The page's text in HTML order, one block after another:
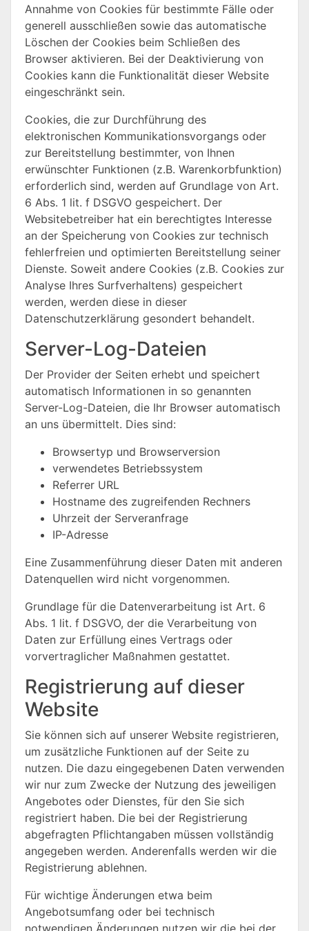
Annahme von Cookies für bestimmte Fälle oder
generell ausschließen sowie das automatische
Löschen der Cookies beim Schließen des
Browser aktivieren. Bei der Deaktivierung von
Cookies kann die Funktionalität dieser Website
eingeschränkt sein.
Cookies, die zur Durchführung des
elektronischen Kommunikationsvorgangs oder
zur Bereitstellung bestimmter, von Ihnen
erwünschter Funktionen (z.B. Warenkorbfunktion)
erforderlich sind, werden auf Grundlage von Art.
6 Abs. 1 lit. f DSGVO gespeichert. Der
Websitebetreiber hat ein berechtigtes Interesse
an der Speicherung von Cookies zur technisch
fehlerfreien und optimierten Bereitstellung seiner
Dienste. Soweit andere Cookies (z.B. Cookies zur
Analyse Ihres Surfverhaltens) gespeichert
werden, werden diese in dieser
Datenschutzerklärung gesondert behandelt.
Server-Log-Dateien
Der Provider der Seiten erhebt und speichert
automatisch Informationen in so genannten
Server-Log-Dateien, die Ihr Browser automatisch
an uns übermittelt. Dies sind:
Browsertyp und Browserversion
verwendetes Betriebssystem
Referrer URL
Hostname des zugreifenden Rechners
Uhrzeit der Serveranfrage
IP-Adresse
Eine Zusammenführung dieser Daten mit anderen
Datenquellen wird nicht vorgenommen.
Grundlage für die Datenverarbeitung ist Art. 6
Abs. 1 lit. f DSGVO, der die Verarbeitung von
Daten zur Erfüllung eines Vertrags oder
vorvertraglicher Maßnahmen gestattet.
Registrierung auf dieser
Website
Sie können sich auf unserer Website registrieren,
um zusätzliche Funktionen auf der Seite zu
nutzen. Die dazu eingegebenen Daten verwenden
wir nur zum Zwecke der Nutzung des jeweiligen
Angebotes oder Dienstes, für den Sie sich
registriert haben. Die bei der Registrierung
abgefragten Pflichtangaben müssen vollständig
angegeben werden. Anderenfalls werden wir die
Registrierung ablehnen.
Für wichtige Änderungen etwa beim
Angebotsumfang oder bei technisch
notwendigen Änderungen nutzen wir die bei der